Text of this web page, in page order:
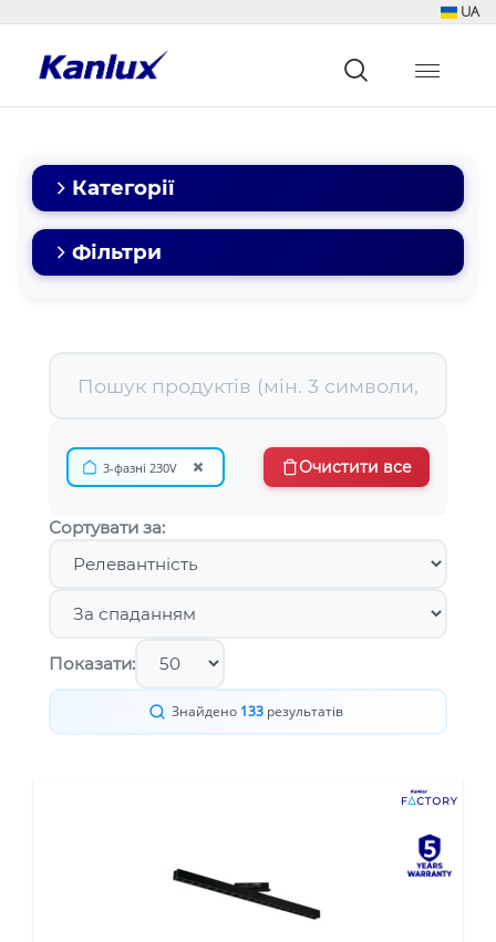
UA
główna
Категорії
Фільтри
3-фазні 230V × Очистити все
Сортувати за:
Показати:
Знайдено 133результатів